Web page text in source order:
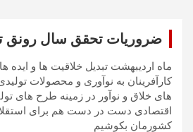
ضروریات تحقق سال رونق
ماه اردیبهشت تبدیل خلاقیت ها و ایده
کارآفرینان به نوآوری و محصولات تولیدی
های خلاق و نوآور در زمینه طرح های
اقتصادی دست در دست هم برای
کشورمان بکوشیم